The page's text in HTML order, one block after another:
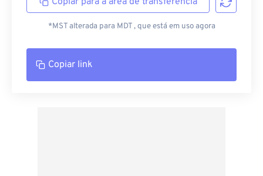
*MST alterada para MDT , que está em uso agora
Copiar link